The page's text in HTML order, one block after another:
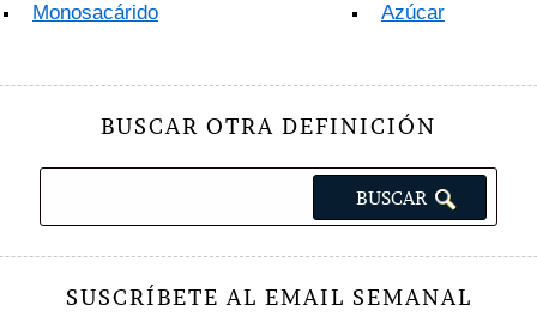
Monosacárido Azúcar
BUSCAR OTRA DEFINICIÓN
SUSCRÍBETE AL EMAIL SEMANAL